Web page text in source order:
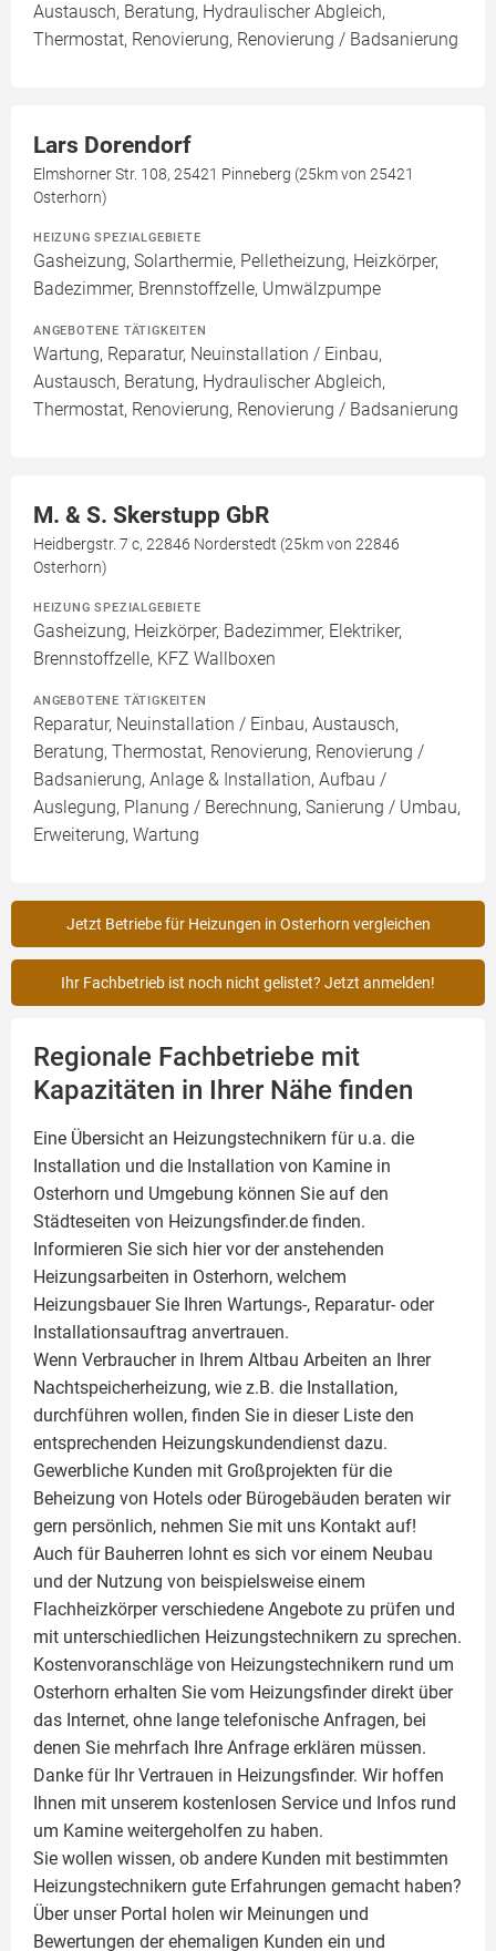
Austausch, Beratung, Hydraulischer Abgleich,
Thermostat, Renovierung, Renovierung / Badsanierung
Lars Dorendorf
Elmshorner Str. 108, 25421 Pinneberg (25km von 25421
Osterhorn)
HEIZUNG SPEZIALGEBIETE
Gasheizung, Solarthermie, Pelletheizung, Heizkörper,
Badezimmer, Brennstoffzelle, Umwälzpumpe
ANGEBOTENE TÄTIGKEITEN
Wartung, Reparatur, Neuinstallation / Einbau,
Austausch, Beratung, Hydraulischer Abgleich,
Thermostat, Renovierung, Renovierung / Badsanierung
M. & S. Skerstupp GbR
Heidbergstr. 7 c, 22846 Norderstedt (25km von 22846
Osterhorn)
HEIZUNG SPEZIALGEBIETE
Gasheizung, Heizkörper, Badezimmer, Elektriker,
Brennstoffzelle, KFZ Wallboxen
ANGEBOTENE TÄTIGKEITEN
Reparatur, Neuinstallation / Einbau, Austausch,
Beratung, Thermostat, Renovierung, Renovierung /
Badsanierung, Anlage & Installation, Aufbau /
Auslegung, Planung / Berechnung, Sanierung / Umbau,
Erweiterung, Wartung
Jetzt Betriebe für Heizungen in Osterhorn vergleichen
Ihr Fachbetrieb ist noch nicht gelistet? Jetzt anmelden!
Regionale Fachbetriebe mit
Kapazitäten in Ihrer Nähe finden
Eine Übersicht an Heizungstechnikern für u.a. die
Installation und die Installation von Kamine in
Osterhorn und Umgebung können Sie auf den
Städteseiten von Heizungsfinder.de finden.
Informieren Sie sich hier vor der anstehenden
Heizungsarbeiten in Osterhorn, welchem
Heizungsbauer Sie Ihren Wartungs-, Reparatur- oder
Installationsauftrag anvertrauen.
Wenn Verbraucher in Ihrem Altbau Arbeiten an Ihrer
Nachtspeicherheizung, wie z.B. die Installation,
durchführen wollen, finden Sie in dieser Liste den
entsprechenden Heizungskundendienst dazu.
Gewerbliche Kunden mit Großprojekten für die
Beheizung von Hotels oder Bürogebäuden beraten wir
gern persönlich, nehmen Sie mit uns Kontakt auf!
Auch für Bauherren lohnt es sich vor einem Neubau
und der Nutzung von beispielsweise einem
Flachheizkörperverschiedene Angebote zu prüfen und
mit unterschiedlichen Heizungstechnikern zu sprechen.
Kostenvoranschläge von Heizungstechnikern rund um
Osterhorn erhalten Sie vom Heizungsfinder direkt über
das Internet, ohne lange telefonische Anfragen, bei
denen Sie mehrfach Ihre Anfrage erklären müssen.
Danke für Ihr Vertrauen in Heizungsfinder. Wir hoffen
Ihnen mit unserem kostenlosen Service und Infos rund
um Kamine weitergeholfen zu haben.
Sie wollen wissen, ob andere Kunden mit bestimmten
Heizungstechnikern gute Erfahrungen gemacht haben?
Über unser Portal holen wir Meinungen und
Bewertungen der ehemaligen Kunden ein und